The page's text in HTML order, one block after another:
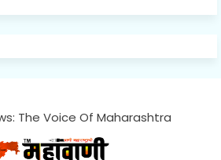
The Voice Of Maharashtra